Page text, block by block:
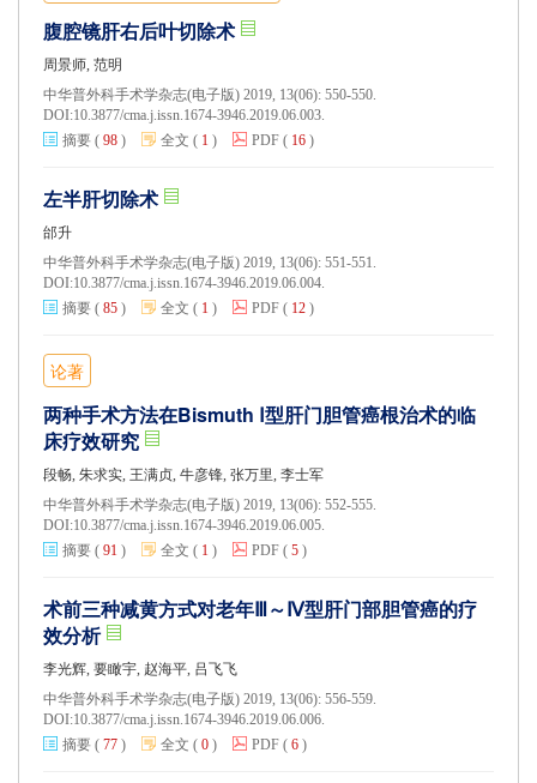
腹腔镜肝右后叶切除术
周景师, 范明
中华普外科手术学杂志(电子版) 2019, 13(06): 550-550.
DOI:10.3877/cma.j.issn.1674-3946.2019.06.003.
摘要 ( 98 ) 全文 ( 1 ) PDF ( 16 )
左半肝切除术
邰升
中华普外科手术学杂志(电子版) 2019, 13(06): 551-551.
DOI:10.3877/cma.j.issn.1674-3946.2019.06.004.
摘要 ( 85 ) 全文 ( 1 ) PDF ( 12 )
论著
两种手术方法在Bismuth Ⅰ型肝门胆管癌根治术的临
床疗效研究
段畅, 朱求实, 王满贞, 牛彦锋, 张万里, 李士军
中华普外科手术学杂志(电子版) 2019, 13(06): 552-555.
DOI:10.3877/cma.j.issn.1674-3946.2019.06.005.
摘要 ( 91 ) 全文 ( 1 ) PDF ( 5 )
术前三种减黄方式对老年Ⅲ～Ⅳ型肝门部胆管癌的疗
效分析
李光辉, 要瞰宇, 赵海平, 吕飞飞
中华普外科手术学杂志(电子版) 2019, 13(06): 556-559.
DOI:10.3877/cma.j.issn.1674-3946.2019.06.006.
摘要 ( 77 ) 全文 ( 0 ) PDF ( 6 )